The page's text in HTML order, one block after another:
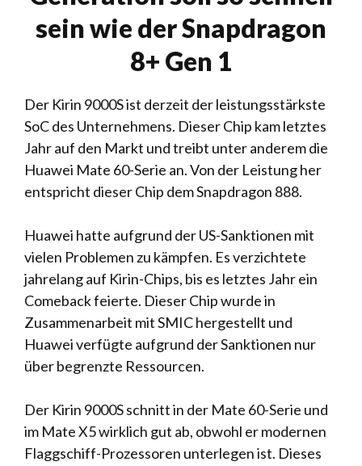
sein wie der Snapdragon
8+ Gen 1
Der Kirin 9000S ist derzeit der leistungsstärkste
SoC des Unternehmens. Dieser Chip kam letztes
Jahr auf den Markt und treibt unter anderem die
Huawei Mate 60-Serie an. Von der Leistung her
entspricht dieser Chip dem Snapdragon 888.
Huawei hatte aufgrund der US-Sanktionen mit
vielen Problemen zu kämpfen. Es verzichtete
jahrelang auf Kirin-Chips, bis es letztes Jahr ein
Comeback feierte. Dieser Chip wurde in
Zusammenarbeit mit SMIC hergestellt und
Huawei verfügte aufgrund der Sanktionen nur
über begrenzte Ressourcen.
Der Kirin 9000S schnitt in der Mate 60-Serie und
im Mate X5 wirklich gut ab, obwohl er modernen
Flaggschiff-Prozessoren unterlegen ist. Dieses